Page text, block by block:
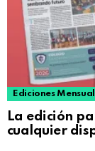
Ediciones
La edición
cualquier